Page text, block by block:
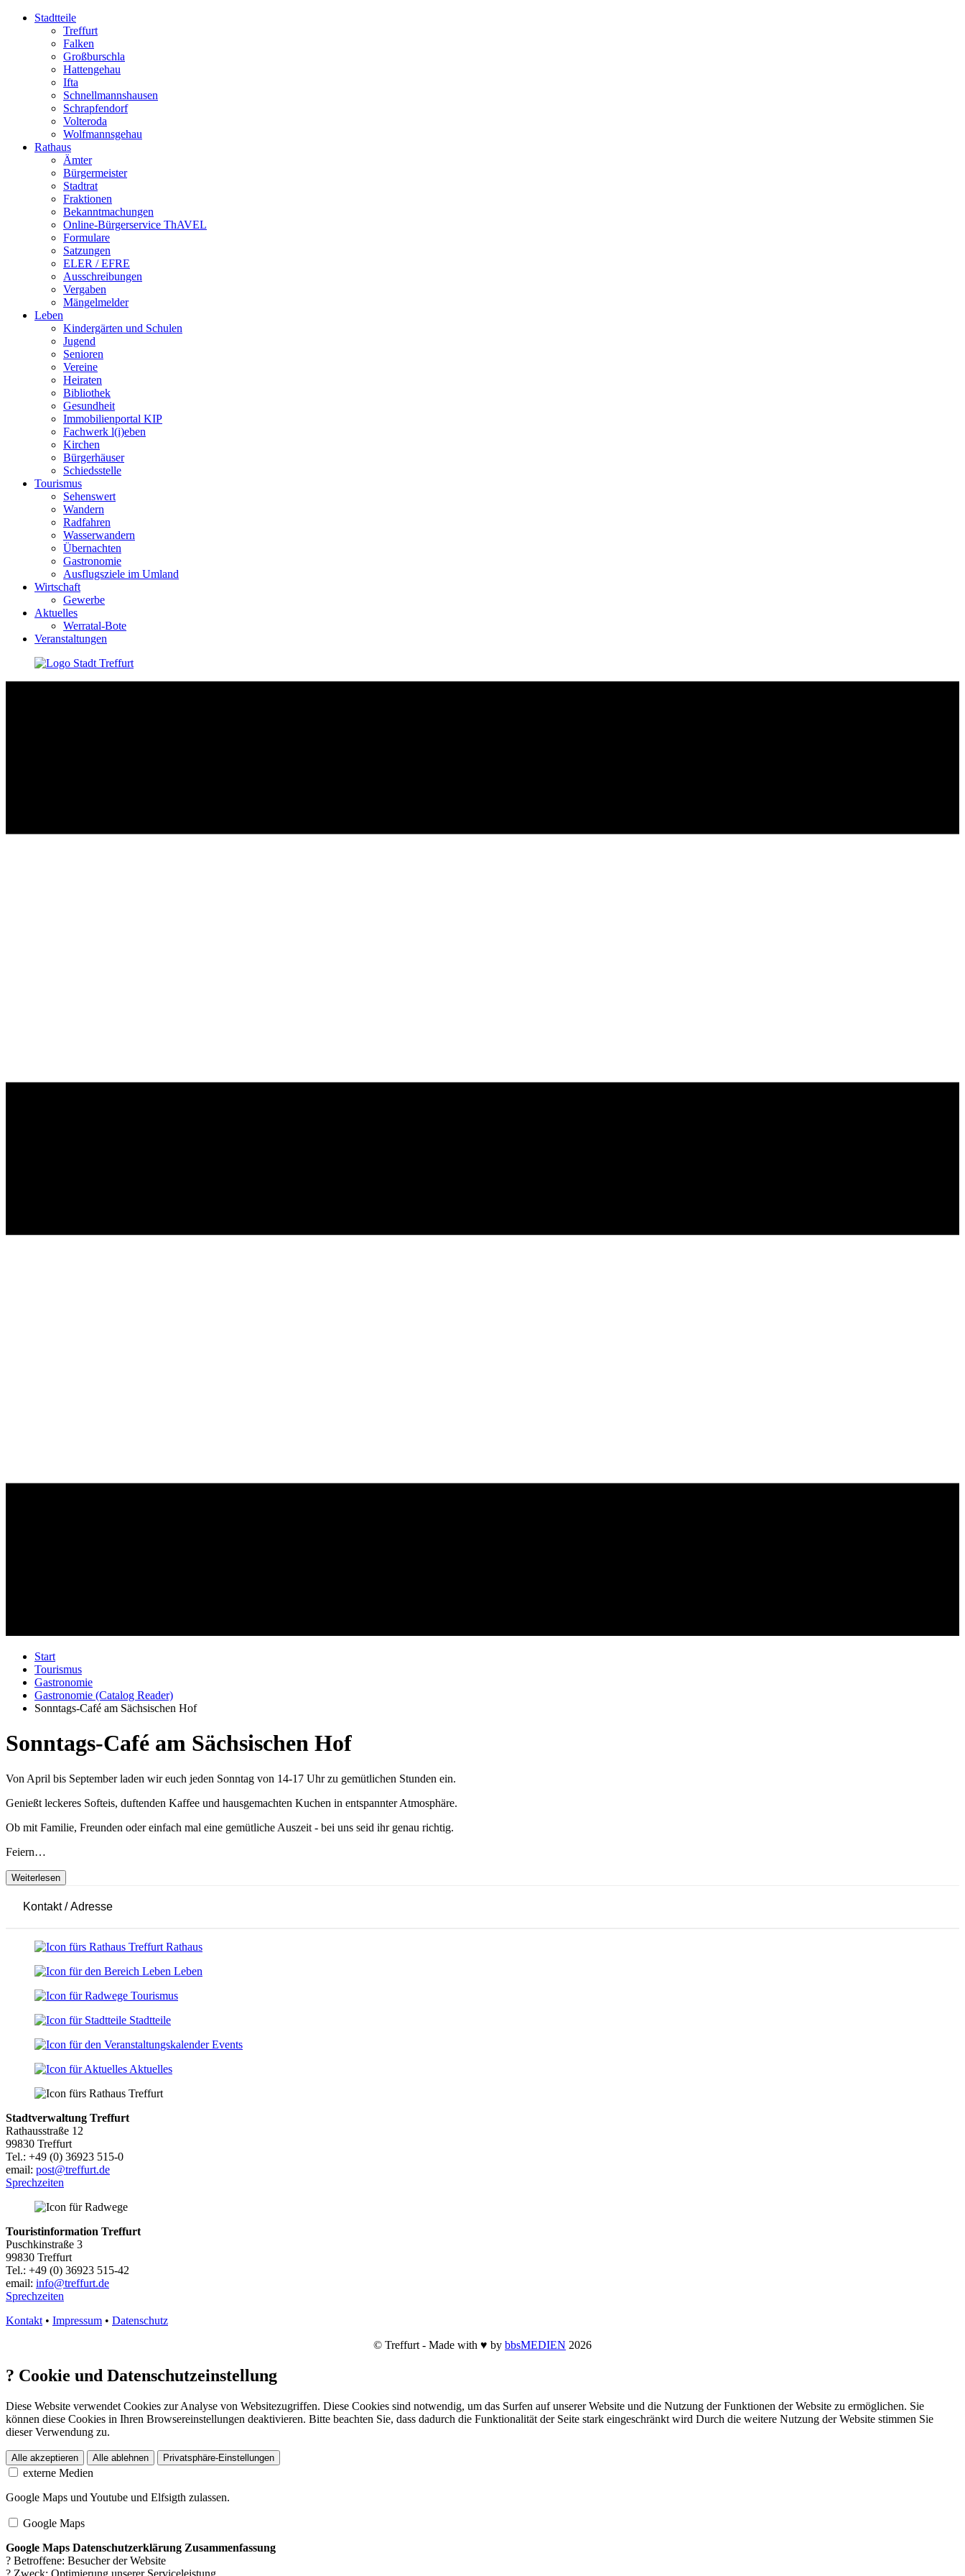
Stadtteile
Treffurt
Falken
Großburschla
Hattengehau
Ifta
Schnellmannshausen
Schrapfendorf
Volteroda
Wolfmannsgehau
Rathaus
Ämter
Bürgermeister
Stadtrat
Fraktionen
Bekanntmachungen
Online-Bürgerservice ThAVEL
Formulare
Satzungen
ELER / EFRE
Ausschreibungen
Vergaben
Mängelmelder
Leben
Kindergärten und Schulen
Jugend
Senioren
Vereine
Heiraten
Bibliothek
Gesundheit
Immobilienportal KIP
Fachwerk l(i)eben
Kirchen
Bürgerhäuser
Schiedsstelle
Tourismus
Sehenswert
Wandern
Radfahren
Wasserwandern
Übernachten
Gastronomie
Ausflugsziele im Umland
Wirtschaft
Gewerbe
Aktuelles
Werratal-Bote
Veranstaltungen
Start
Tourismus
Gastronomie
Gastronomie (Catalog Reader)
Sonntags-Café am Sächsischen Hof
Sonntags-Café am Sächsischen Hof
Von April bis September laden wir euch jeden Sonntag von 14-17 Uhr zu gemütlichen Stunden ein.
Genießt leckeres Softeis, duftenden Kaffee und hausgemachten Kuchen in entspannter Atmosphäre.
Ob mit Familie, Freunden oder einfach mal eine gemütliche Auszeit - bei uns seid ihr genau richtig.
Feiern…
Weiterlesen
Kontakt / Adresse
Rathaus
Leben
Tourismus
Stadtteile
Events
Aktuelles
Stadtverwaltung Treffurt
Rathausstraße 12
99830 Treffurt
Tel.: +49 (0) 36923 515-0
email: post@treffurt.de
Sprechzeiten
Touristinformation Treffurt
Puschkinstraße 3
99830 Treffurt
Tel.: +49 (0) 36923 515-42
email: info@treffurt.de
Sprechzeiten
Kontakt • Impressum • Datenschutz
© Treffurt - Made with ♥ by bbsMEDIEN 2026
? Cookie und Datenschutzeinstellung
Diese Website verwendet Cookies zur Analyse von Websitezugriffen. Diese Cookies sind notwendig, um das Surfen auf unserer Website und die Nutzung der Funktionen der Website zu ermöglichen. Sie
können diese Cookies in Ihren Browsereinstellungen deaktivieren. Bitte beachten Sie, dass dadurch die Funktionalität der Seite stark eingeschränkt wird Durch die weitere Nutzung der Website stimmen Sie
dieser Verwendung zu.
Alle akzeptieren Alle ablehnen Privatsphäre-Einstellungen
externe Medien
Google Maps und Youtube und Elfsigth zulassen.
Google Maps
Google Maps Datenschutzerklärung Zusammenfassung
? Betroffene: Besucher der Website
? Zweck: Optimierung unserer Serviceleistung